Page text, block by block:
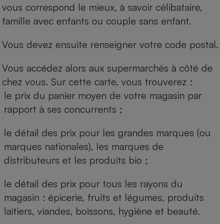
vous correspond le mieux, à savoir célibataire,
famille avec enfants ou couple sans enfant.
Vous devez ensuite renseigner votre code postal.
Vous accédez alors aux supermarchés à côté de
chez vous. Sur cette carte, vous trouverez :
le prix du panier moyen de votre magasin par
rapport à ses concurrents ;
le détail des prix pour les grandes marques (ou
marques nationales), les marques de
distributeurs et les produits bio ;
le détail des prix pour tous les rayons du
magasin : épicerie, fruits et légumes, produits
laitiers, viandes, boissons, hygiène et beauté.